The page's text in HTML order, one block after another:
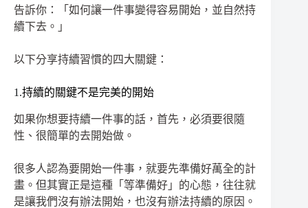
告訴你：「如何讓一件事變得容易開始，並自然持
續下去。」
以下分享持續習慣的四大關鍵：
1.持續的關鍵不是完美的開始
如果你想要持續一件事的話，首先，必須要很隨
性、很簡單的去開始做。
很多人認為要開始一件事，就要先準備好萬全的計
畫。但其實正是這種「等準備好」的心態，往往就
是讓我們沒有辦法開始，也沒有辦法持續的原因。